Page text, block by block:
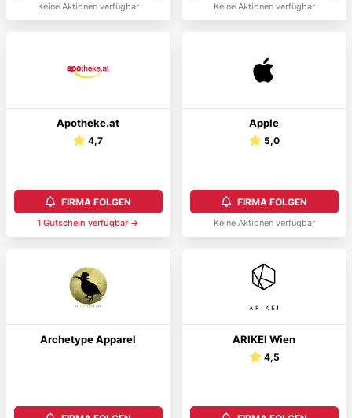
Keine Aktionen verfügbar Keine Aktionen verfügbar
Apotheke.at
4,7
FIRMA FOLGEN
1 Gutschein verfügbar →
Apple
5,0
FIRMA FOLGEN
Keine Aktionen verfügbar
Archetype Apparel ARIKEI Wien
4,5